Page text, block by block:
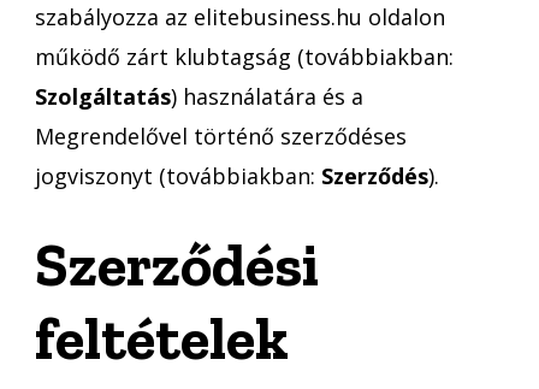
szabályozza az elitebusiness.hu oldalon
működő zárt klubtagság (továbbiakban:
Szolgáltatás) használatára és a
Megrendelővel történő szerződéses
jogviszonyt (továbbiakban: Szerződés).
Szerződési
feltételek